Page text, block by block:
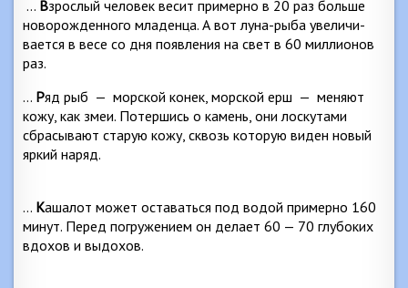
… Взрослый человек весит примерно в 20 раз больше
новорожденного младенца. А вот луна-рыба увеличи­
вается в весе со дня появления на свет в 60 миллионов
раз.
… Ряд рыб — морской конек, морской ерш — меня­ют
кожу, как змеи. Потершись о камень, они лоскута­ми
сбрасывают старую кожу, сквозь которую виден но­вый
яркий наряд.
… Кашалот может оставаться под водой примерно 160
минут. Перед погружением он делает 60 — 70 глу­боких
вдохов и выдохов.